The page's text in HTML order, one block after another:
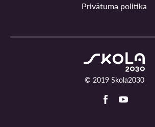
Privātuma politika
© 2019 Skola2030